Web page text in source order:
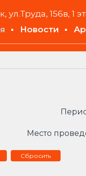
ул.Труда, 156в, 1
Новости
Место
Сбросить